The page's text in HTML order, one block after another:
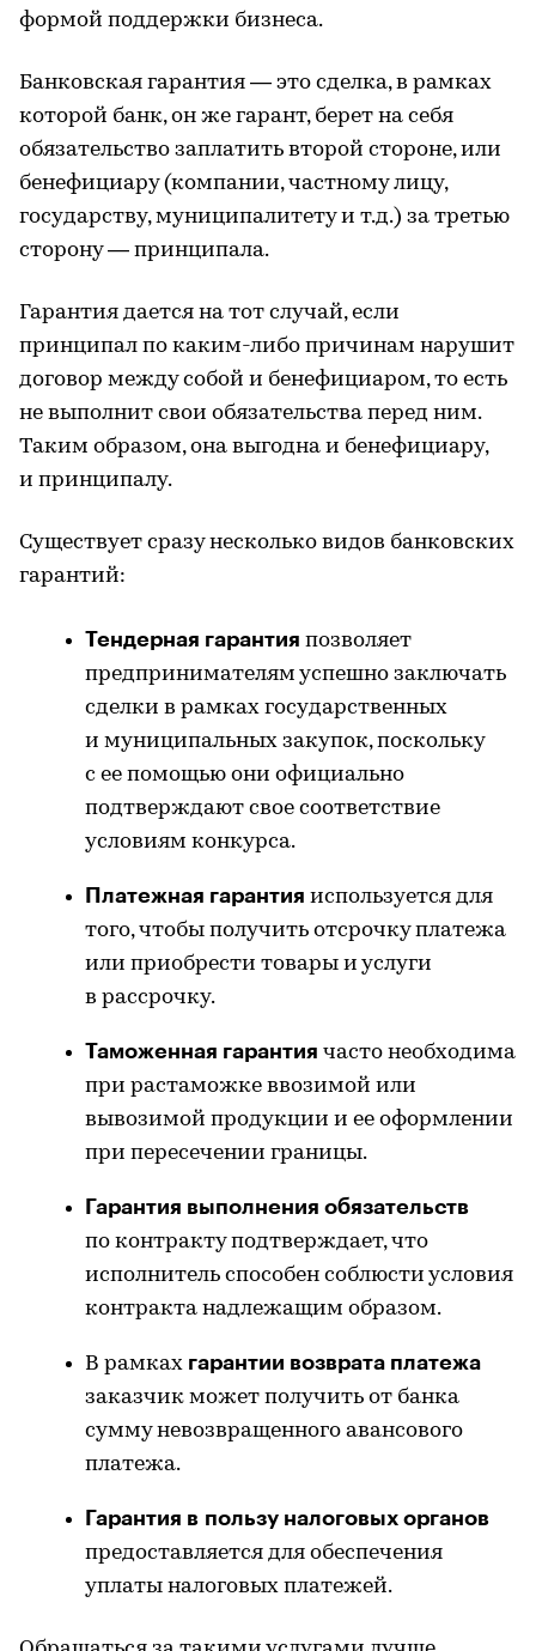
формой поддержки бизнеса.
Банковская гарантия — это сделка, в рамках
которой банк, он же гарант, берет на себя
обязательство заплатить второй стороне, или
бенефициару (компании, частному лицу,
государству, муниципалитету и т.д.) за третью
сторону — принципала.
Гарантия дается на тот случай, если
принципал по каким-либо причинам нарушит
договор между собой и бенефициаром, то есть
не выполнит свои обязательства перед ним.
Таким образом, она выгодна и бенефициару,
и принципалу.
Существует сразу несколько видов банковских
гарантий:
Тендерная гарантия позволяет
предпринимателям успешно заключать
сделки в рамках государственных
и муниципальных закупок, поскольку
с ее помощью они официально
подтверждают свое соответствие
условиям конкурса.
Платежная гарантия используется для
того, чтобы получить отсрочку платежа
или приобрести товары и услуги
в рассрочку.
Таможенная гарантия часто необходима
при растаможке ввозимой или
вывозимой продукции и ее оформлении
при пересечении границы.
Гарантия выполнения обязательств
по контракту подтверждает, что
исполнитель способен соблюсти условия
контракта надлежащим образом.
В рамках гарантии возврата платежа
заказчик может получить от банка
сумму невозвращенного авансового
платежа.
Гарантия в пользу налоговых органов
предоставляется для обеспечения
уплаты налоговых платежей.